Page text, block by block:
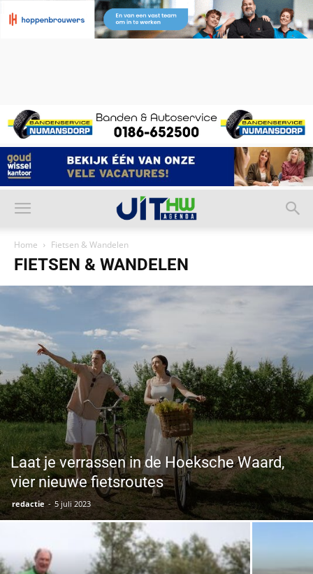
Home Fietsen & Wandelen
FIETSEN & WANDELEN
Laat je verrassen in de Hoeksche Waard,
vier nieuwe fietsroutes
redactie - 5 juli 2023